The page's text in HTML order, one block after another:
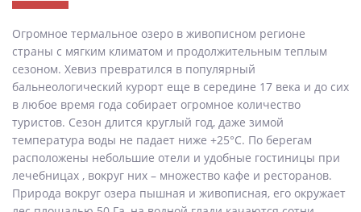
Огромное термальное озеро в живописном регионе
страны с мягким климатом и продолжительным теплым
сезоном. Хевиз превратился в популярный
бальнеологический курорт еще в середине 17 века и до сих
в любое время года собирает огромное количество
туристов. Сезон длится круглый год, даже зимой
температура воды не падает ниже +25°С. По берегам
расположены небольшие отели и удобные гостиницы при
лечебницах , вокруг них – множество кафе и ресторанов.
Природа вокруг озера пышная и живописная, его окружает